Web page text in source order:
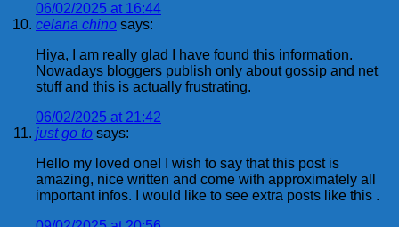
06/02/2025 at 16:44
celana chino says:
Hiya, I am really glad I have found this information.
Nowadays bloggers publish only about gossip and net
stuff and this is actually frustrating.
06/02/2025 at 21:42
just go to says:
Hello my loved one! I wish to say that this post is
amazing, nice written and come with approximately all
important infos. I would like to see extra posts like this .